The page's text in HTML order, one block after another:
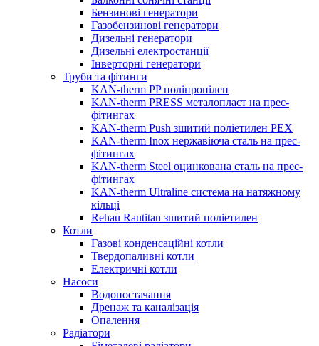
Бензинові генератори
Газобензинові генератори
Дизельні генератори
Дизельні електростанції
Інверторні генератори
Труби та фітинги
KAN-therm PP поліпропілен
KAN-therm PRESS металопласт на прес-
фітингах
KAN-therm Push зшитий поліетилен PEX
KAN-therm Inox нержавіюча сталь на прес-
фітингах
KAN-therm Steel оцинкована сталь на прес-
фітингах
KAN-therm Ultraline система на натяжному
кільці
Rehau Rautitan зшитий поліетилен
Котли
Газові конденсаційні котли
Твердопаливні котли
Електричні котли
Насоси
Водопостачання
Дренаж та каналізація
Опалення
Радіатори